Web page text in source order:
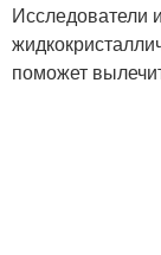
Исследователи
поможет